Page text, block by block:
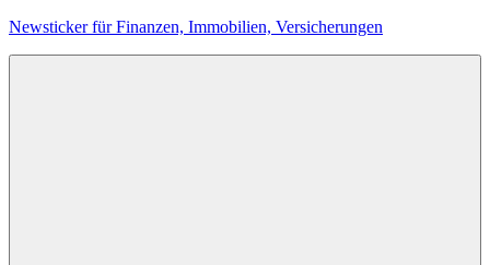
Zum
Newsticker für Finanzen, Immobilien, Versicherungen